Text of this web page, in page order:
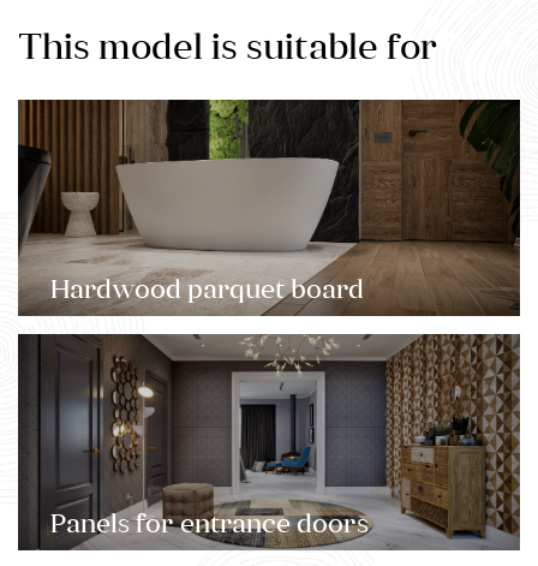
This model is suitable for
Hardwood parquet board
Panels for entrance doors